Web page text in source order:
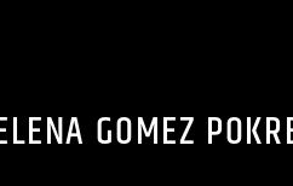
GOMEZ